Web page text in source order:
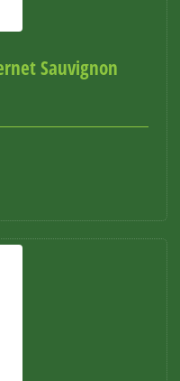
Sauvignon